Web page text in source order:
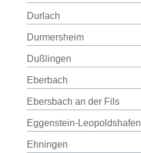
Durlach
Durmersheim
Dußlingen
Eberbach
Ebersbach an der Fils
Eggenstein-Leopoldshafen
Ehningen